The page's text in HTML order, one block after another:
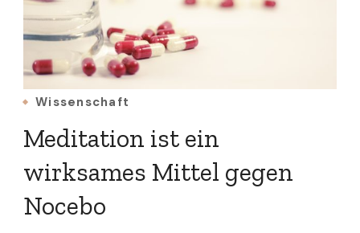
Wissenschaft
Meditation ist ein
wirksames Mittel gegen
Nocebo